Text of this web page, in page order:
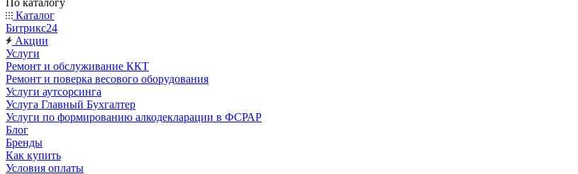
По каталогу
Каталог
Битрикс24
Акции
Услуги
Ремонт и обслуживание ККТ
Ремонт и поверка весового оборудования
Услуги аутсорсинга
Услуга Главный Бухгалтер
Услуги по формированию алкодекларации в ФСРАР
Блог
Бренды
Как купить
Условия оплаты